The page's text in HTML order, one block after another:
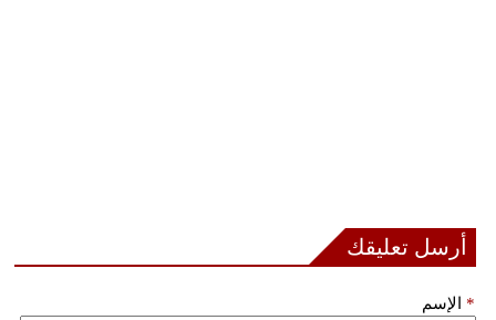
أرسل تعليقك
الإسم *